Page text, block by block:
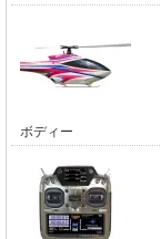
ボディー